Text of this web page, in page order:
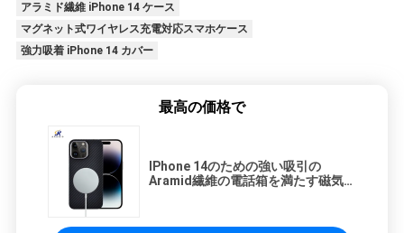
アラミド繊維 iPhone 14 ケース
マグネット式ワイヤレス充電対応スマホケース
強力吸着 iPhone 14 カバー
最高の価格で
IPhone 14のための強い吸引の
Aramid繊維の電話箱を満たす磁気サ